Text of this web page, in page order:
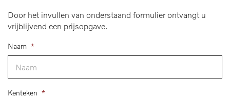
Door het invullen van onderstaand formulier ontvangt u
vrijblijvend een prijsopgave.
Naam *
Kenteken *